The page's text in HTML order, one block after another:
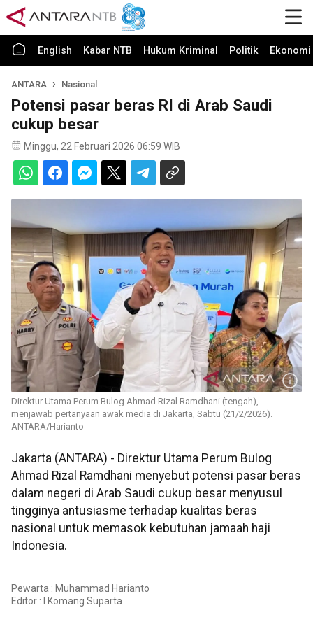
English Kabar NTB Hukum Kriminal Politik
ANTARA Nasional
Potensi pasar beras RI di Arab Saudi
cukup besar
Minggu, 22 Februari 2026 06:59 WIB
Direktur Utama Perum Bulog Ahmad Rizal Ramdhani (tengah),
menjawab pertanyaan awak media di Jakarta, Sabtu (21/2/2026).
ANTARA/Harianto
Jakarta (ANTARA) - Direktur Utama Perum Bulog
Ahmad Rizal Ramdhani menyebut potensi pasar beras
dalam negeri di Arab Saudi cukup besar menyusul
tingginya antusiasme terhadap kualitas beras
nasional untuk memasok kebutuhan jamaah haji
Indonesia.
Pewarta : Muhammad Harianto
Editor :
I Komang Suparta